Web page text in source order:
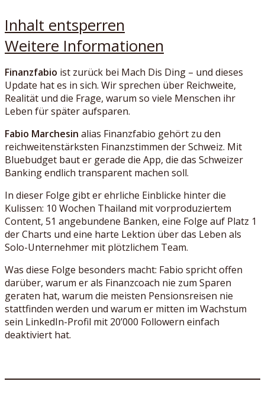
Inhalt entsperren
Weitere Informationen
Finanzfabio ist zurück bei Mach Dis Ding – und dieses
Update hat es in sich. Wir sprechen über Reichweite,
Realität und die Frage, warum so viele Menschen ihr
Leben für später aufsparen.
Fabio Marchesin alias Finanzfabio gehört zu den
reichweitenstärksten Finanzstimmen der Schweiz. Mit
Bluebudget baut er gerade die App, die das Schweizer
Banking endlich transparent machen soll.
In dieser Folge gibt er ehrliche Einblicke hinter die
Kulissen: 10 Wochen Thailand mit vorproduziertem
Content, 51 angebundene Banken, eine Folge auf Platz 1
der Charts und eine harte Lektion über das Leben als
Solo-Unternehmer mit plötzlichem Team.
Was diese Folge besonders macht: Fabio spricht offen
darüber, warum er als Finanzcoach nie zum Sparen
geraten hat, warum die meisten Pensionsreisen nie
stattfinden werden und warum er mitten im Wachstum
sein LinkedIn-Profil mit 20’000 Followern einfach
deaktiviert hat.